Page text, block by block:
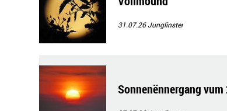
31.07.26Junglinster
Sonnenënnergang